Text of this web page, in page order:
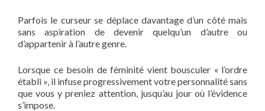
Parfois le curseur se déplace davantage d’un côté mais
sans aspiration de devenir quelqu’un d’autre ou
d’appartenir à l’autre genre.
Lorsque ce besoin de féminité vient bousculer « l’ordre
établi », il infuse progressivement votre personnalité sans
que vous y preniez attention, jusqu’au jour où l’évidence
s’impose.